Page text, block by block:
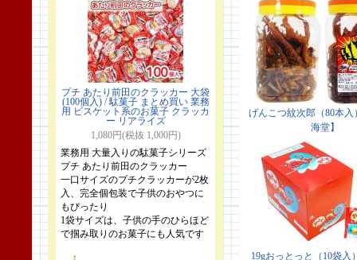
プチ あたり前田のクラッカー 大袋
(100個入) / 駄菓子 まとめ買い 業務
用 ビスケット系のお菓子 クラッカ
ー リアライズ
1,080円(税抜 1,000円)
業務用 大量入りの駄菓子シリーズ
プチ あたり前田のクラッカー
一口サイズのプチクラッカーが2枚
入、完全個包装で子供のおやつに
もぴったり
1袋サイズは、子供の手のひらほど
で掴み取りのお菓子にも人気です